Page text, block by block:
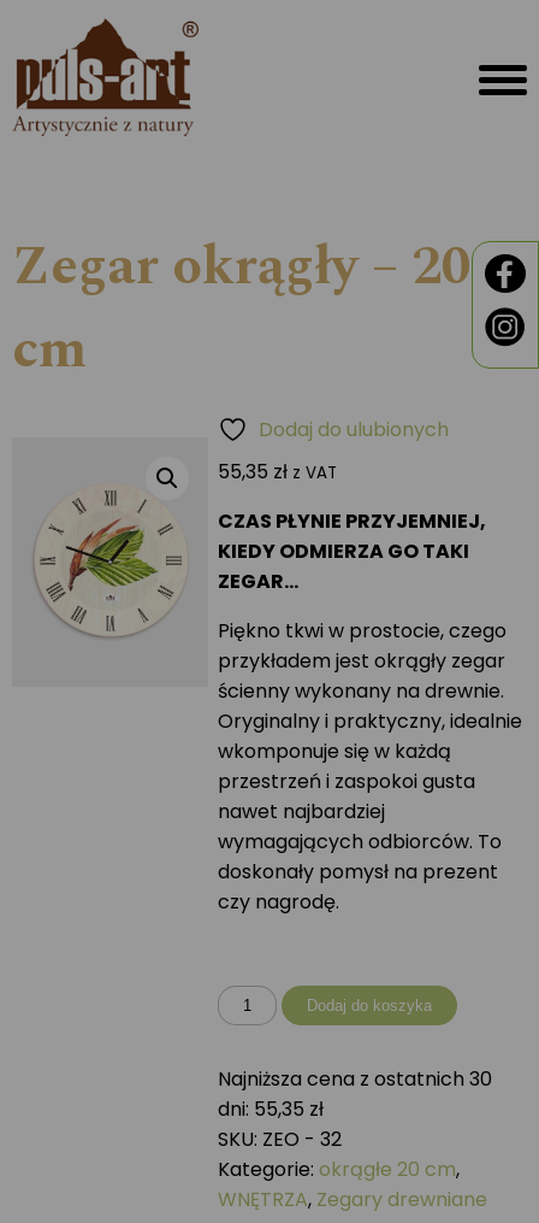
Zegar okrągły – 20
cm
55,35 zł z VAT
CZAS PŁYNIE PRZYJEMNIEJ,
KIEDY ODMIERZA GO TAKI
ZEGAR…
Piękno tkwi w prostocie, czego
przykładem jest okrągły zegar
ścienny wykonany na drewnie.
Oryginalny i praktyczny, idealnie
wkomponuje się w każdą
przestrzeń i zaspokoi gusta
nawet najbardziej
wymagających odbiorców. To
doskonały pomysł na prezent
czy nagrodę.
ilość
Zegar
-
20
cm
Dodaj do koszyka
Dodaj do ulubionych
Najniższa cena z ostatnich 30
dni: 55,35 zł
SKU: ZEO - 32
Kategorie:okrągłe 20 cm,
WNĘTRZA, Zegary drewniane